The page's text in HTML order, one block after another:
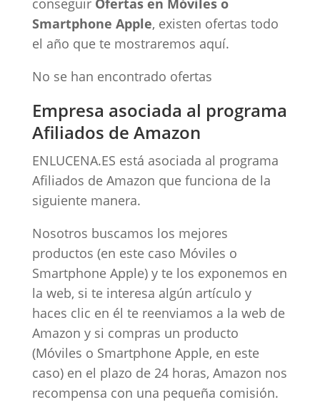
conseguir Ofertas en Móviles o
Smartphone Apple, existen ofertas todo
el año que te mostraremos aquí.
No se han encontrado ofertas
Empresa asociada al programa
Afiliados de Amazon
ENLUCENA.ES está asociada al programa
Afiliados de Amazon que funciona de la
siguiente manera.
Nosotros buscamos los mejores
productos (en este caso Móviles o
Smartphone Apple) y te los exponemos en
la web, si te interesa algún artículo y
haces clic en él te reenviamos a la web de
Amazon y si compras un producto
(Móviles o Smartphone Apple, en este
caso) en el plazo de 24 horas, Amazon nos
recompensa con una pequeña comisión.